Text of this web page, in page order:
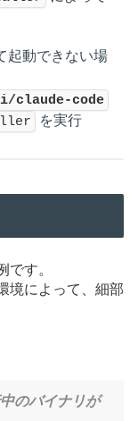
起動できない場
claude-code
を実行
です。
境によって、細部
のバイナリが